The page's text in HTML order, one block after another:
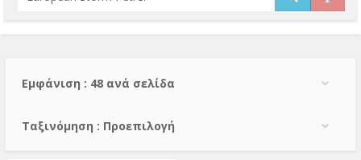
Εμφάνιση : 48 ανά σελίδα
Тαξινόμηση : Προεπιλογή